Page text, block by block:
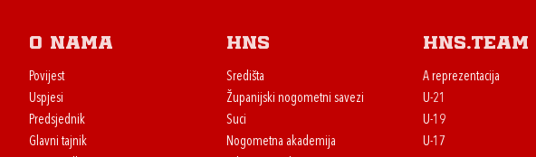
O nama
Povijest
Uspjesi
Predsjednik
Glavni tajnik
HNS
Središta
Županijski nogometni savezi
Suci
Nogometna akademija
HNS.team
A reprezentacija
U-21
U-19
U-17